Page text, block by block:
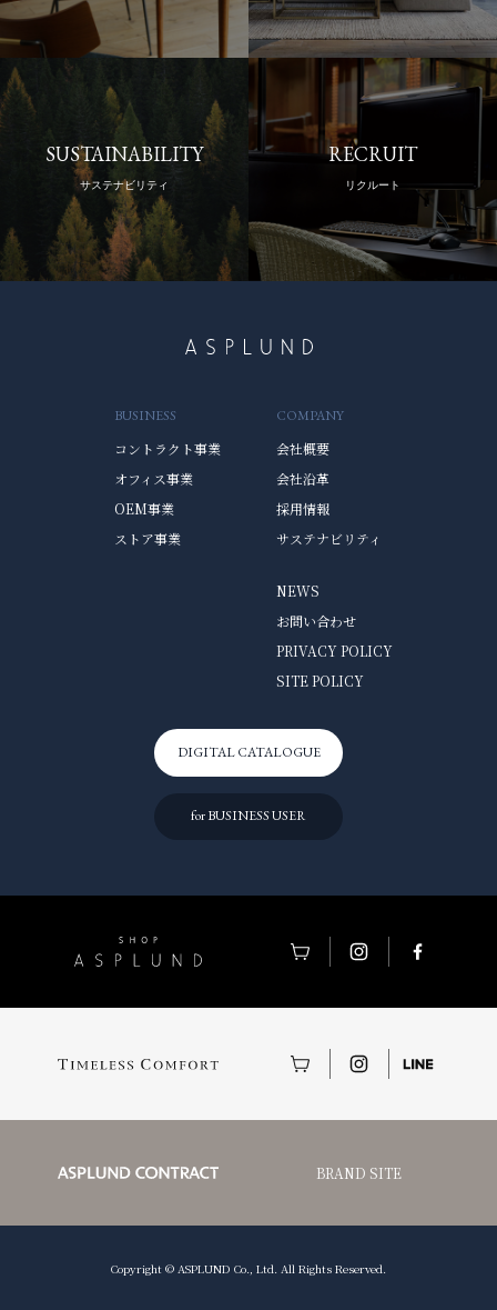
SUSTAINABILITY
サステナビリティ
RECRUIT
リクルート
BUSINESS
コントラクト事業
オフィス事業
OEM事業
ストア事業
COMPANY
会社概要
会社沿革
採用情報
サステナビリティ
NEWS
お問い合わせ
PRIVACY POLICY
SITE POLICY
DIGITAL CATALOGUE
for BUSINESS USER
BRAND SITE
Copyright © ASPLUND Co., Ltd. All Rights Reserved.